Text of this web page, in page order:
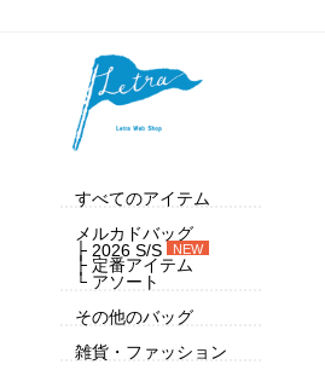
すべてのアイテム
メルカドバッグ
├ 2026 S/S
NEW
├ 定番アイテム
└ アソート
その他のバッグ
雑貨・ファッション